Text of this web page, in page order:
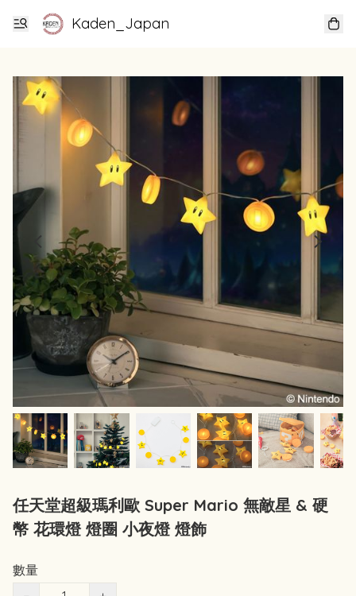
Kaden_Japan
任天堂超級瑪利歐 Super Mario 無敵星 & 硬
幣 花環燈 燈圈 小夜燈 燈飾
數量